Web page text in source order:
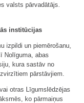
valsts pārvadātājs.
institūcijas
izpildi un piemērošanu,
Nolīguma, abas
kura sastāv no
pārstāvjiem.
otras Līgumslēdzējas
ko pārmaiņus